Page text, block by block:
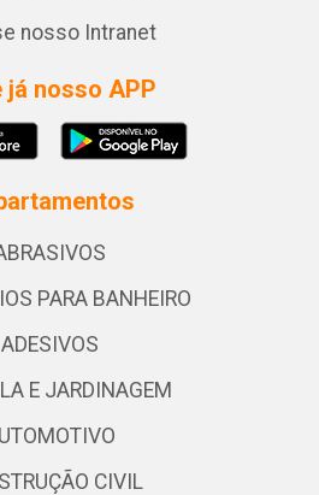
nosso Intranet
já nosso APP
PARA BANHEIRO
ADESIVOS
E JARDINAGEM
CIVIL